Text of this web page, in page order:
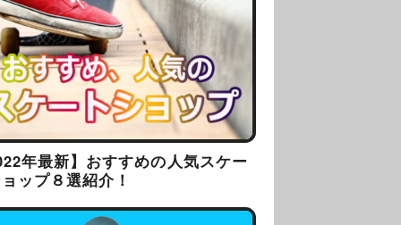
年最新】おすすめの人気スケー
ップ８選紹介！